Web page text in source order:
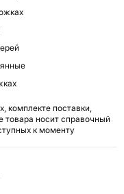
комплекте поставки,
товара носит справочный
к моменту